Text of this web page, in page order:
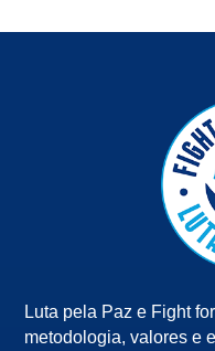
Luta pela Paz e Fight
metodologia, valores e